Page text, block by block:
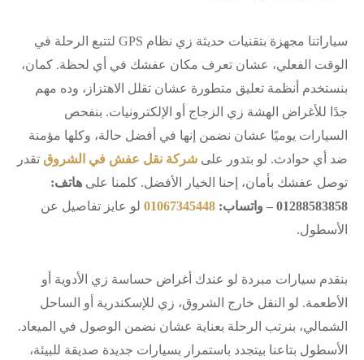
سياراتنا مجهزة بتقنيات حديثة زي نظام GPS لتتبع الرحلة في
الوقت الفعلي، عشان تعرف مكان عفشك في أي لحظة. كمان،
بنستخدم أنظمة تعليق متطورة عشان تقلل الاهتزاز، وده مهم
جدًا للأغراض الهشة زي الزجاج أو الإلكترونيات. بنفحص
السيارات يوميًا عشان نضمن إنها في أفضل حالة، وكلها مؤمنة
ضد أي حوادث. لو بتدور على شركة نقل عفش في الشروق تقدر
توصل عفشك بأمان، إحنا الخيار الأفضل. كلمنا على هاتف:
01288583858 – واتساب:
01067345448 لو عايز تفاصيل عن
الأسطول.
بنقدم سيارات مبردة لو عندك أغراض حساسة زي الأدوية أو
الأطعمة. لو النقل خارج الشروق، زي للإسكندرية أو الساحل
الشمالي، بنرتب الرحلة بعناية عشان نضمن الوصول في الميعاد.
الأسطول بتاعنا بيتجدد باستمرار بسيارات جديدة صديقة للبيئة،